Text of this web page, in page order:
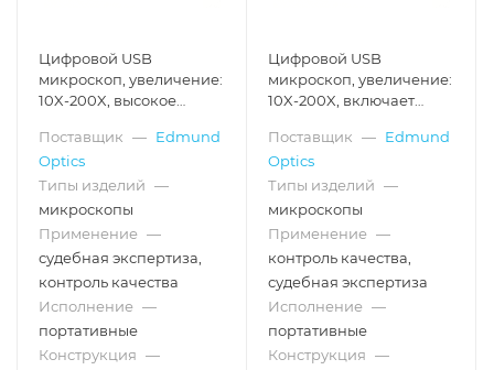
Цифровой USB
микроскоп, увеличение:
10X-200X, высокое
Поставщик — Edmund
Optics
Типы изделий —
микроскопы
Применение —
судебная экспертиза,
контроль качества
Исполнение —
портативные
Конструкция —
Цифровой USB
микроскоп, увеличение:
10X-200X, включает
разрешение
Поставщик — Edmund
Optics
Типы изделий —
микроскопы
Применение —
контроль качества,
судебная экспертиза
Исполнение —
портативные
Конструкция —